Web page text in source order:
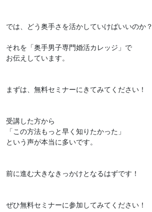
では、どう奥手さを活かしていけばいいのか？
それを「奥手男子専門婚活カレッジ」で
お伝えしています。
まずは、無料セミナーにきてみてください！
受講した方から
「この方法もっと早く知りたかった」
という声が本当に多いです。
前に進む大きなきっかけとなるはずです！
ぜひ無料セミナーに参加してみてください！